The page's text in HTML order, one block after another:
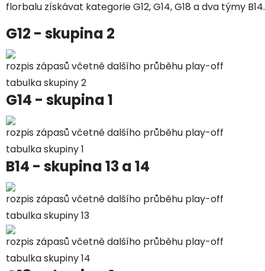
florbalu získávat kategorie G12, G14, G18 a dva týmy B14.
G12 - skupina 2
rozpis zápasů včetně dalšího průběhu play-off
tabulka skupiny 2
G14 - skupina 1
rozpis zápasů včetně dalšího průběhu play-off
tabulka skupiny 1
B14 - skupina 13 a 14
rozpis zápasů včetně dalšího průběhu play-off
tabulka skupiny 13
rozpis zápasů včetně dalšího průběhu play-off
tabulka skupiny 14